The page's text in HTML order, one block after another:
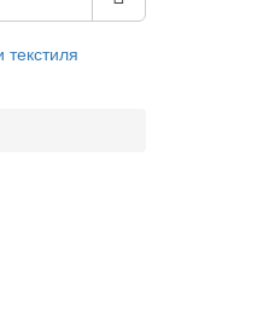
текстиля